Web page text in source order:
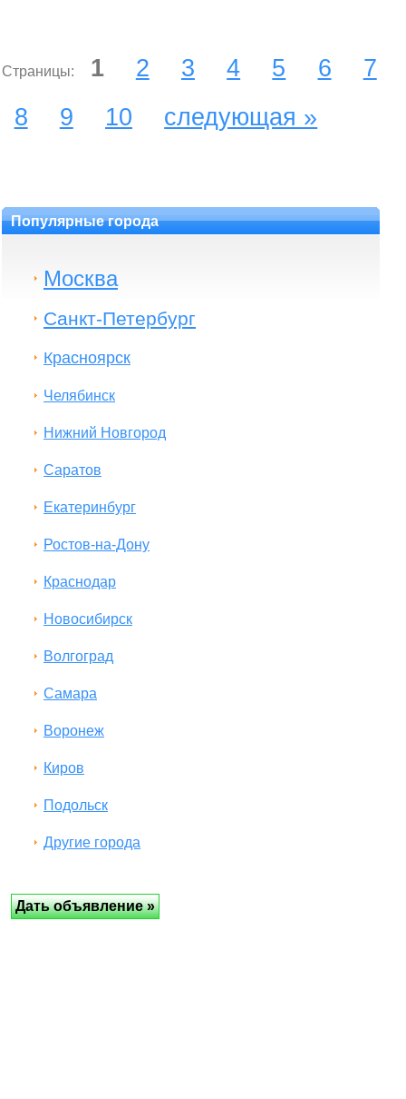
Страницы: 1 2 3 4 5 6
7
8
9 10 следующая »
Популярные города
Москва
Санкт-Петербург
Красноярск
Челябинск
Нижний Новгород
Саратов
Екатеринбург
Ростов-на-Дону
Краснодар
Новосибирск
Волгоград
Самара
Воронеж
Киров
Подольск
Другие города